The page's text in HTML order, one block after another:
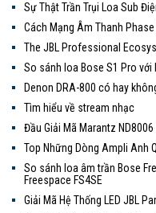
Sự Thật Trần Trụi Loa Sub
Cách Mạng Âm Thanh
The JBL Professional
So sánh loa Bose S1 Pro với
Denon DRA-800 có hay
Tìm hiểu về stream nhạc
Đầu Giải Mã Marantz
Top Những Dòng Ampli Anh
So sánh loa âm trần Bose
Freespace FS4SE
Giải Mã Hệ Thống LED JBL